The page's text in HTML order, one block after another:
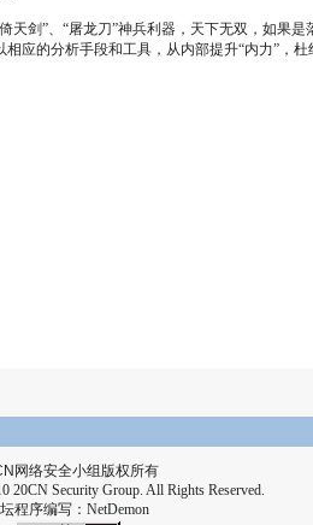
”、“屠龙刀”神兵利器，天下无双，如果
的分析手段和工具，从内部提升“内力”，杜
网络安全小组版权所有
20CN Security Group. All Rights Reserved.
程序编写： NetDemon